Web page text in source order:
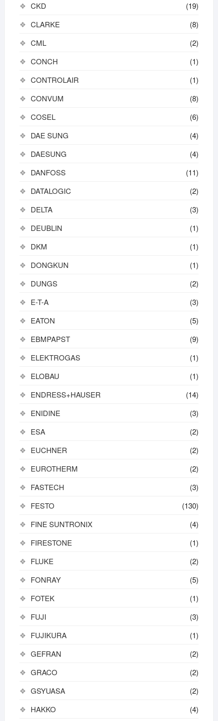
CKD
(19)
CLARKE
(8)
CML
(2)
CONCH
(1)
CONTROLAIR
(1)
CONVUM
(8)
COSEL
(6)
DAE SUNG
(4)
DAESUNG
(4)
DANFOSS
(11)
DATALOGIC
(2)
DELTA
(3)
DEUBLIN
(1)
DKM
(1)
DONGKUN
(1)
DUNGS
(2)
E-T-A
(3)
EATON
(5)
EBMPAPST
(9)
ELEKTROGAS
(1)
ELOBAU
(1)
ENDRESS+HAUSER
(14)
ENIDINE
(3)
ESA
(2)
EUCHNER
(2)
EUROTHERM
(2)
FASTECH
(3)
FESTO
(130)
FINE SUNTRONIX
(4)
FIRESTONE
(1)
FLUKE
(2)
FONRAY
(5)
FOTEK
(1)
FUJI
(3)
FUJIKURA
(1)
GEFRAN
(2)
GRACO
(2)
GSYUASA
(2)
HAKKO
(4)